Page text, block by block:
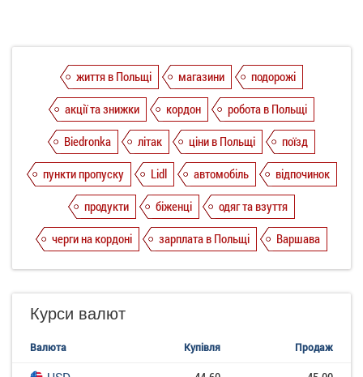
життя в Польщі магазини
подорожі
акції та знижки
кордон
робота в Польщі
Biedronka
літак ціни в Польщі
поїзд
пункти пропуску
Lidl автомобіль
відпочинок
продукти
біженці
одяг та взуття
черги на кордоні
зарплата в Польщі Варшава
Курси валют
Валюта Купівля Продаж